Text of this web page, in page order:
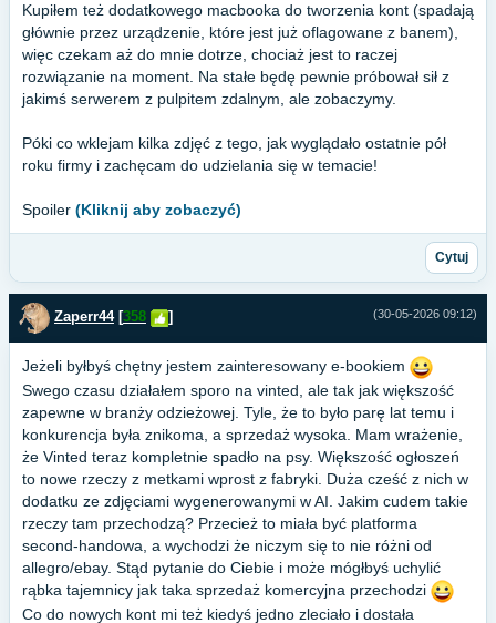
Kupiłem też dodatkowego macbooka do tworzenia kont (spadają
głównie przez urządzenie, które jest już oflagowane z banem),
więc czekam aż do mnie dotrze, chociaż jest to raczej
rozwiązanie na moment. Na stałe będę pewnie próbował sił z
jakimś serwerem z pulpitem zdalnym, ale zobaczymy.
Póki co wklejam kilka zdjęć z tego, jak wyglądało ostatnie pół
roku firmy i zachęcam do udzielania się w temacie!
Spoiler (Kliknij aby zobaczyć)
Cytuj
(30-05-2026 09:12)
Zaperr44 [358 ]
Jeżeli byłbyś chętny jestem zainteresowany e-bookiem
Swego czasu działałem sporo na vinted, ale tak jak większość
zapewne w branży odzieżowej. Tyle, że to było parę lat temu i
konkurencja była znikoma, a sprzedaż wysoka. Mam wrażenie,
że Vinted teraz kompletnie spadło na psy. Większość ogłoszeń
to nowe rzeczy z metkami wprost z fabryki. Duża cześć z nich w
dodatku ze zdjęciami wygenerowanymi w AI. Jakim cudem takie
rzeczy tam przechodzą? Przecież to miała być platforma
second-handowa, a wychodzi że niczym się to nie różni od
allegro/ebay. Stąd pytanie do Ciebie i może mógłbyś uchylić
rąbka tajemnicy jak taka sprzedaż komercyjna przechodzi
Co do nowych kont mi też kiedyś jedno zleciało i dostała